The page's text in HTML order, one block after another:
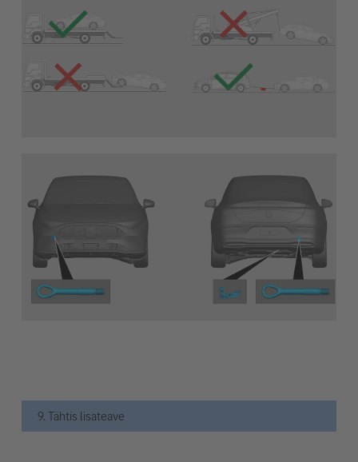
9. Tähtis lisateave